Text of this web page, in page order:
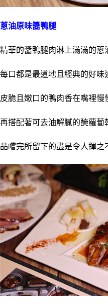
蔥油原味醬鴨腿
精華的醬鴨腿肉淋上滿滿的蔥
每口都是最道地且經典的好味
皮脆且嫩口的鴨肉香在嘴裡慢
再搭配著可去油解膩的醃蘿蔔
品嚐完所留下的盡是令人揮之